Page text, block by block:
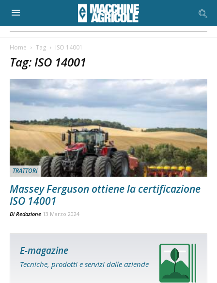
Home Tag ISO 14001
Tag: ISO 14001
TRATTORI
Massey Ferguson ottiene la certificazione
ISO 14001
Di Redazione 13 Marzo 2024
E-magazine
Tecniche, prodotti e servizi dalle aziende